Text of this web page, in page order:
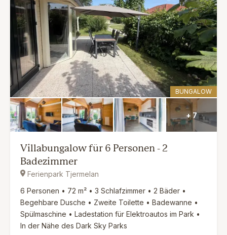
BUNGALOW
+ 7
Villabungalow für 6 Personen - 2
Badezimmer
Ferienpark Tjermelan
6 Personen • 72 m² • 3 Schlafzimmer • 2 Bäder •
Begehbare Dusche • Zweite Toilette • Badewanne •
Spülmaschine • Ladestation für Elektroautos im Park •
In der Nähe des Dark Sky Parks